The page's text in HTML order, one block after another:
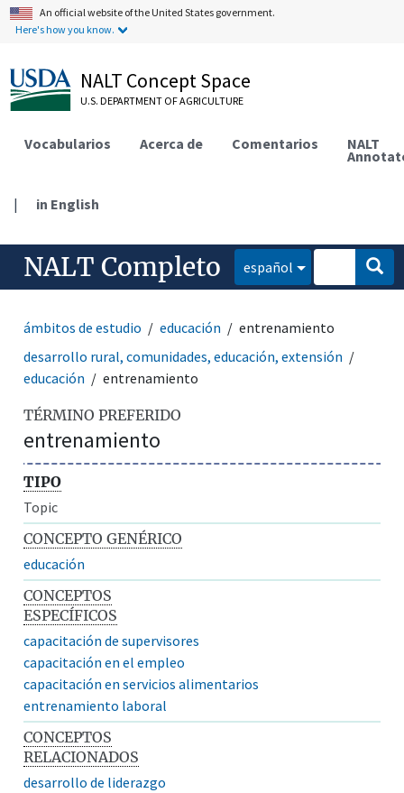
An official website of the United States government.
Here's how you know.
NALT Concept Space
U.S. DEPARTMENT OF AGRICULTURE
Vocabularios Acerca de Comentarios NALT
| in English
NALT Completo español
ámbitos de estudio educación
entrenamiento
desarrollo rural, comunidades, educación, extensión
educación
entrenamiento
TÉRMINO PREFERIDO
entrenamiento
TIPO
Topic
CONCEPTO GENÉRICO
educación
CONCEPTOS
ESPECÍFICOS
capacitación de supervisores
capacitación en el empleo
capacitación en servicios alimentarios
entrenamiento laboral
CONCEPTOS
RELACIONADOS
desarrollo de liderazgo